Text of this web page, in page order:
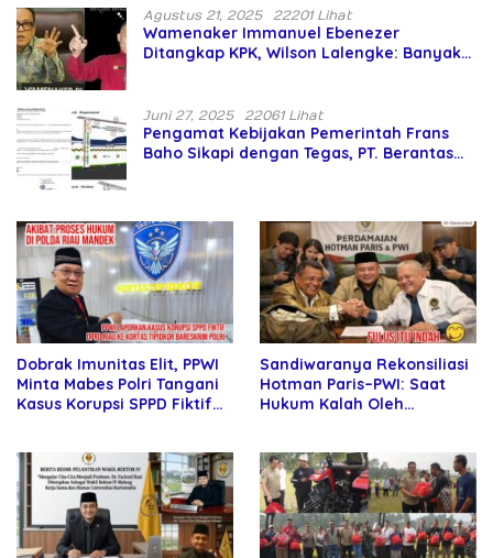
Agustus 21, 2025 22201 Lihat
Wamenaker Immanuel Ebenezer
Ditangkap KPK, Wilson Lalengke: Banyak
Juni 27, 2025 22061 Lihat
Pengamat Kebijakan Pemerintah Frans
Baho Sikapi dengan Tegas, PT. Berantas
Dobrak Imunitas Elit, PPWI
Minta Mabes Polri Tangani
Kasus Korupsi SPPD Fiktif
Sandiwaranya Rekonsiliasi
Hotman Paris–PWI: Saat
Hukum Kalah Oleh